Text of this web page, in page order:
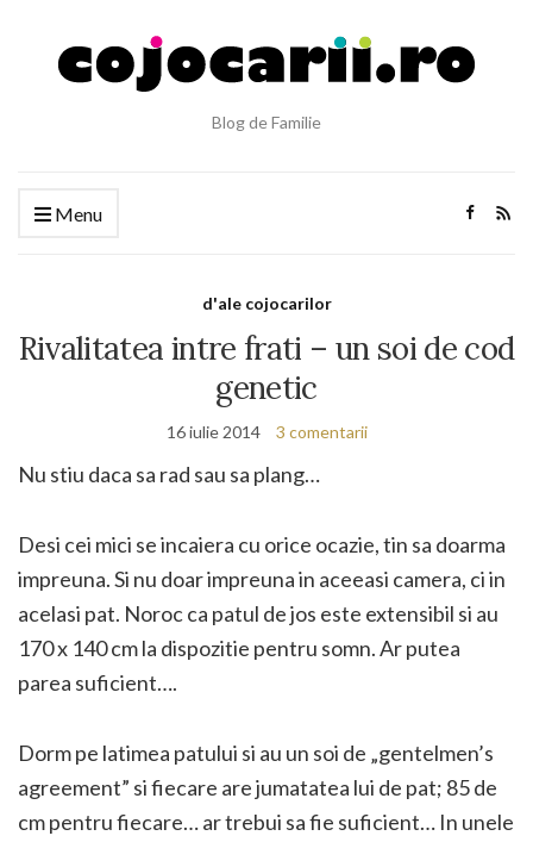
Blog de Familie
Menu
d'ale cojocarilor
Rivalitatea intre frati – un soi de cod
genetic
16 iulie 2014 3 comentarii
Nu stiu daca sa rad sau sa plang…
Desi cei mici se incaiera cu orice ocazie, tin sa doarma
impreuna. Si nu doar impreuna in aceeasi camera, ci in
acelasi pat. Noroc ca patul de jos este extensibil si au
170 x 140 cm la dispozitie pentru somn. Ar putea
parea suficient….
Dorm pe latimea patului si au un soi de „gentelmen’s
agreement” si fiecare are jumatatea lui de pat; 85 de
cm pentru fiecare… ar trebui sa fie suficient… In unele